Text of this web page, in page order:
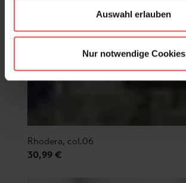
Auswahl erlauben
Nur notwendige Cookies
Rhodera, col.06
30,99 €